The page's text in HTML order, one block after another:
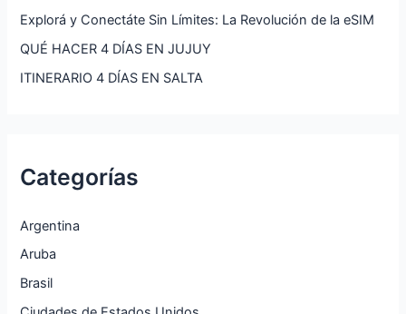
Explorá y Conectáte Sin Límites: La Revolución de la eSIM
QUÉ HACER 4 DÍAS EN JUJUY
ITINERARIO 4 DÍAS EN SALTA
Categorías
Argentina
Aruba
Brasil